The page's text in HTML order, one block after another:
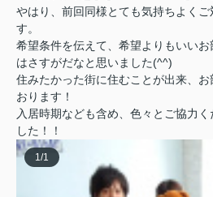
やはり、前回同様とても気持ちよく
す。
希望条件を伝えて、希望よりもいい
はさすがだなと思いました(^^)
住みたかった街に住むことが出来、
おります！
入居時期なども含め、色々とご協力
した！！
1/1